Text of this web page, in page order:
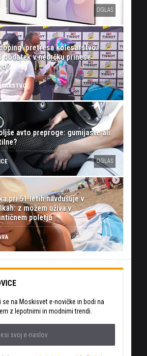
OGLAS
pretresa kolesarstvo:
dodatek v nedrčku prinese
avto preproge: gumijaste ali
OGLAS
pri 51 letih navdušuje v
z možem uživa v
poletju
se na Moskisvet e-novičke in bodi na
z lepotnimi in modnimi trendi.